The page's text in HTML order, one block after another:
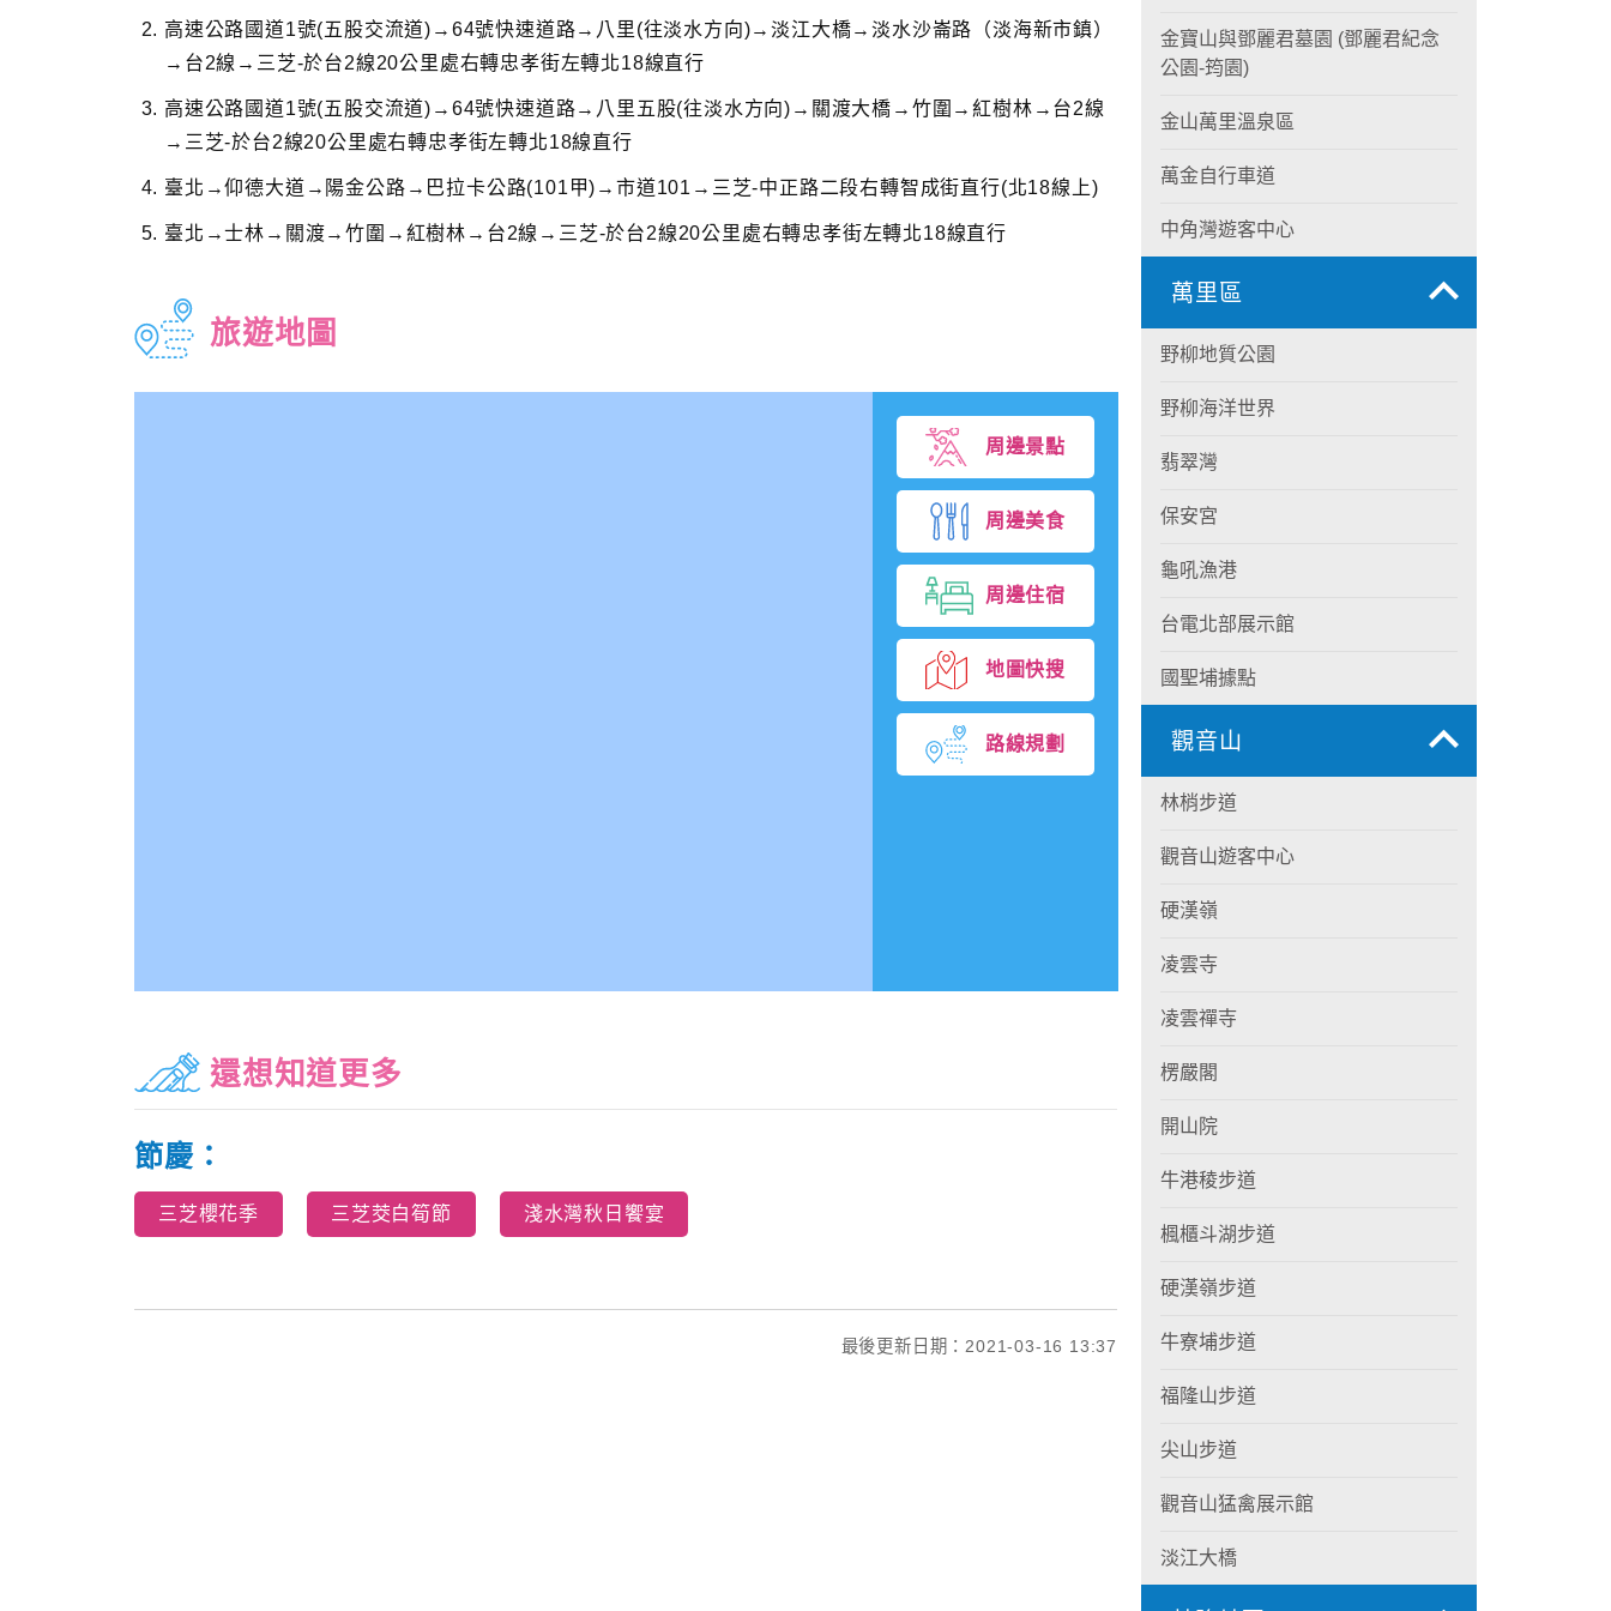
高速公路國道1號(五股交流道)→64號快速道路→八里(往淡水方向)→淡江大橋→淡水沙崙路（淡海新市鎮）
→台2線→三芝-於台2線20公里處右轉忠孝街左轉北18線直行
高速公路國道1號(五股交流道)→64號快速道路→八里五股(往淡水方向)→關渡大橋→竹圍→紅樹林→台2線
→三芝-於台2線20公里處右轉忠孝街左轉北18線直行
臺北→仰德大道→陽金公路→巴拉卡公路(101甲)→市道101→三芝-中正路二段右轉智成街直行(北18線上)
臺北→士林→關渡→竹圍→紅樹林→台2線→三芝-於台2線20公里處右轉忠孝街左轉北18線直行
旅遊地圖
周邊景點
周邊美食
周邊住宿
地圖快搜
路線規劃
還想知道更多
節慶：
三芝櫻花季 三芝茭白筍節 淺水灣秋日饗宴
最後更新日期：2021-03-16 13:37
金寶山與鄧麗君墓園 (鄧麗君紀念
公園-筠園)
金山萬里溫泉區
萬金自行車道
中角灣遊客中心
萬里區
野柳地質公園
野柳海洋世界
翡翠灣
保安宮
龜吼漁港
台電北部展示館
國聖埔據點
觀音山
林梢步道
觀音山遊客中心
硬漢嶺
凌雲寺
凌雲禪寺
楞嚴閣
開山院
牛港稜步道
楓櫃斗湖步道
硬漢嶺步道
牛寮埔步道
福隆山步道
尖山步道
觀音山猛禽展示館
淡江大橋